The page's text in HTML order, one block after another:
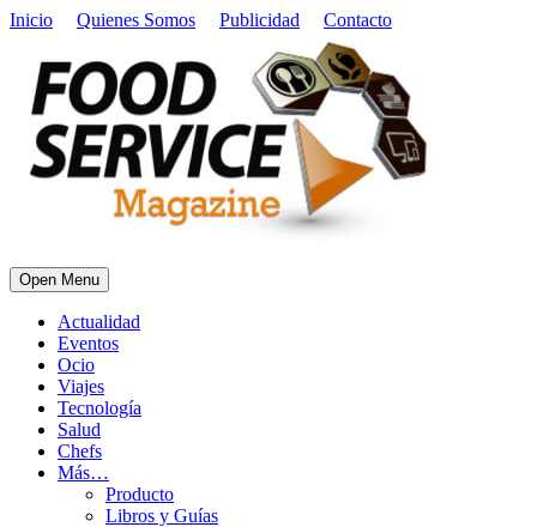
Inicio Quienes Somos Publicidad Contacto
Open Menu
Actualidad
Eventos
Ocio
Viajes
Tecnología
Salud
Chefs
Más…
Producto
Libros y Guías